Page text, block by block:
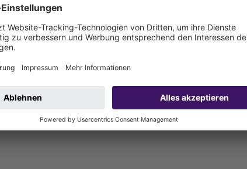
Einklemmen oder Aufschweißen von Bitumen- und
Hersteller geprüfte Dichtungsbahnen verwendet werden.
Ausbildung von wasserdichten Abdichtungen)